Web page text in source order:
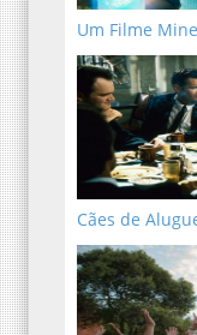
Um Filme
Cães de